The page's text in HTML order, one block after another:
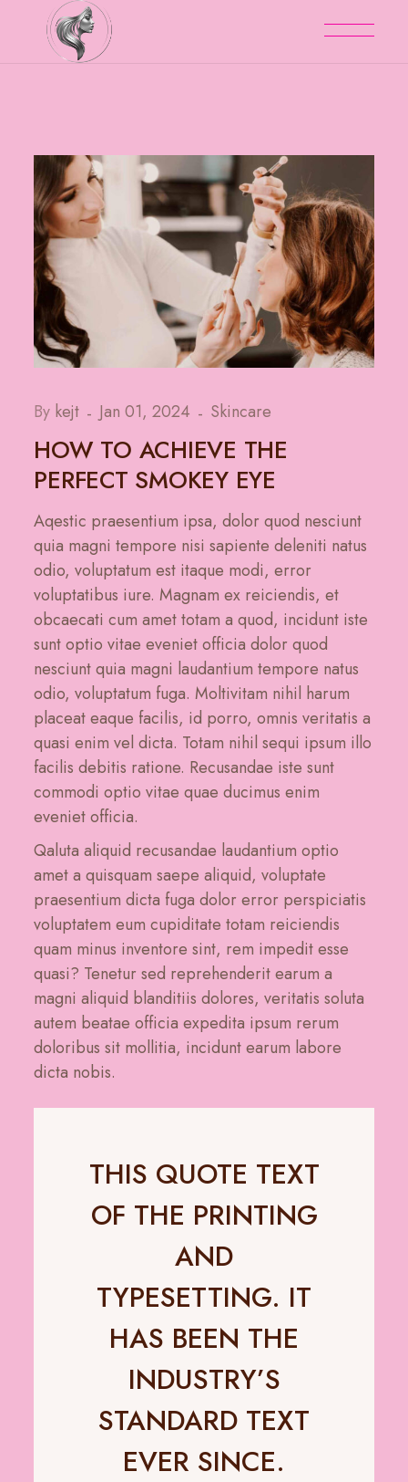
By kejt Jan 01, 2024 Skincare
HOW TO ACHIEVE THE
PERFECT SMOKEY EYE
Aqestic praesentium ipsa, dolor quod nesciunt
quia magni tempore nisi sapiente deleniti natus
odio, voluptatum est itaque modi, error
voluptatibus iure. Magnam ex reiciendis, et
obcaecati cum amet totam a quod, incidunt iste
sunt optio vitae eveniet officia dolor quod
nesciunt quia magni laudantium tempore natus
odio, voluptatum fuga. Moltivitam nihil harum
placeat eaque facilis, id porro, omnis veritatis a
quasi enim vel dicta. Totam nihil sequi ipsum illo
facilis debitis ratione. Recusandae iste sunt
commodi optio vitae quae ducimus enim
eveniet officia.
Qaluta aliquid recusandae laudantium optio
amet a quisquam saepe aliquid, voluptate
praesentium dicta fuga dolor error perspiciatis
voluptatem eum cupiditate totam reiciendis
quam minus inventore sint, rem impedit esse
quasi? Tenetur sed reprehenderit earum a
magni aliquid blanditiis dolores, veritatis soluta
autem beatae officia expedita ipsum rerum
doloribus sit mollitia, incidunt earum labore
dicta nobis.
THIS QUOTE TEXT
OF THE PRINTING
AND
TYPESETTING. IT
HAS BEEN THE
INDUSTRY’S
STANDARD TEXT
EVER SINCE.